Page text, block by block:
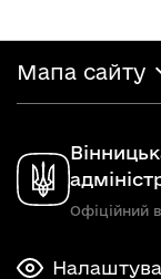
Мапа сайту
Офіційний